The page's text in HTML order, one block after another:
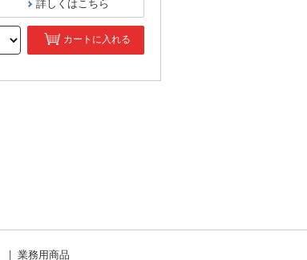
詳しくはこちら
カートに入れる
業務用商品